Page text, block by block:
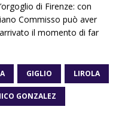
di Firenze: con
Commisso può aver
il momento di far
GIGLIO LIROLA
GONZALEZ